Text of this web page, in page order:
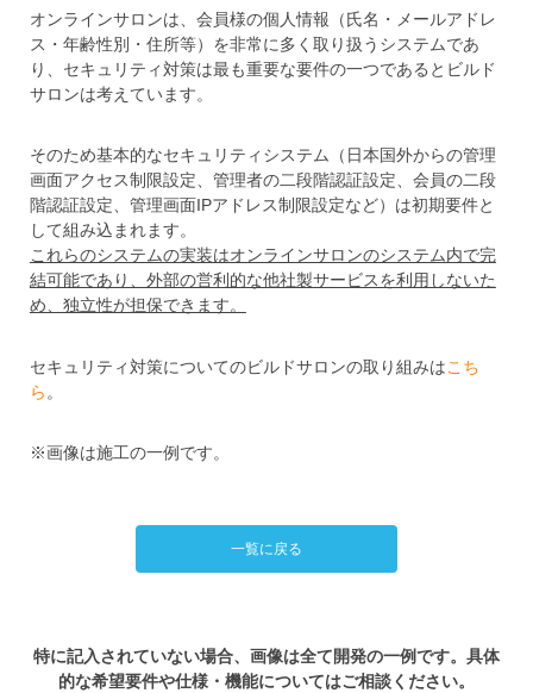
オンラインサロンは、会員様の個人情報（氏名・メールアドレ
ス・年齢性別・住所等）を非常に多く取り扱うシステムであ
り、セキュリティ対策は最も重要な要件の一つであるとビルド
サロンは考えています。
そのため基本的なセキュリティシステム（日本国外からの管理
画面アクセス制限設定、管理者の二段階認証設定、会員の二段
階認証設定、管理画面IPアドレス制限設定など）は初期要件と
して組み込まれます。
これらのシステムの実装はオンラインサロンのシステム内で完
結可能であり、外部の営利的な他社製サービスを利用しないた
め、独立性が担保できます。
セキュリティ対策についてのビルドサロンの取り組みはこち
ら 。
※画像は施工の一例です。
一覧に戻る
特に記入されていない場合、画像は全て開発の一例です。具体
的な希望要件や仕様・機能についてはご相談ください。